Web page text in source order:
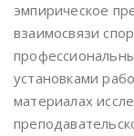
эмпирическое
взаимосвязи
установками
материалах